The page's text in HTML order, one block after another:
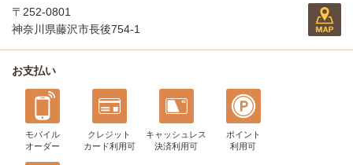
〒252-0801
神奈川県藤沢市長後754-1
お支払い
モバイル
オーダー
クレジット
カード利用可
キャッシュレス
決済利用可
ポイント
利用可